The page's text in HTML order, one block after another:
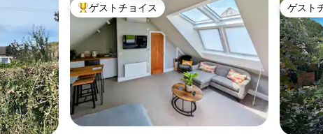
大好評のゲストチョイスです。
ゲストチョイス ゲスト
ゲスト